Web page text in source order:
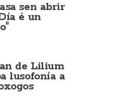
sen abrir
é un
de Lilium
lusofonía a